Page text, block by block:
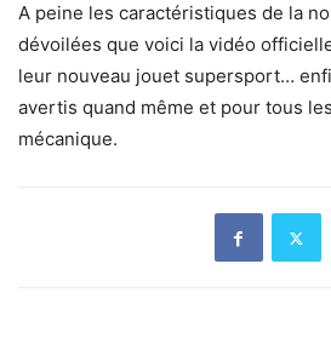
A peine les caractéristiques de la
dévoilées que voici la vidéo
leur nouveau jouet supersport…
avertis quand même et pour tous
mécanique.